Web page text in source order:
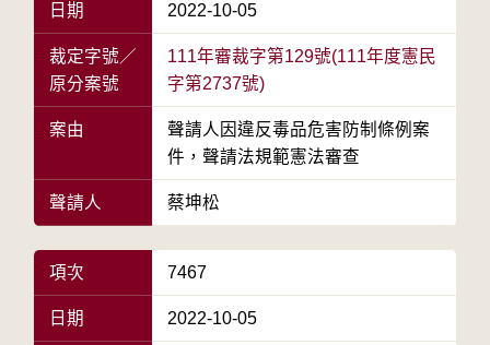
日期 2022-10-05
裁定字號／
原分案號
111年審裁字第129號(111年度憲民
字第2737號)
案由
聲請人因違反毒品危害防制條例案
件，聲請法規範憲法審查
聲請人 蔡坤松
項次 7467
日期 2022-10-05